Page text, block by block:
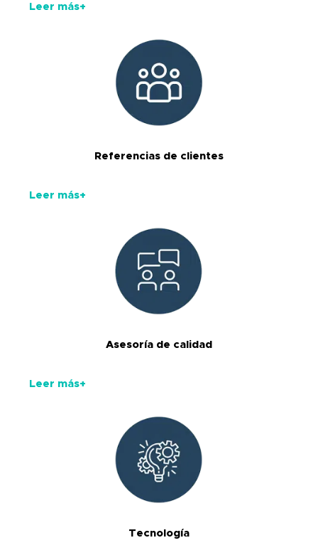
Leer más+
Referencias de clientes
Leer más+
Asesoría de calidad
Leer más+
Tecnología